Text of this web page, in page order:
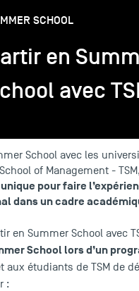
Programme
SCHOOL
en
avec
School avec les
of Management -
pour faire
dans un cadre
en Summer School avec
School lors d’un
aux étudiants de TSM de
: